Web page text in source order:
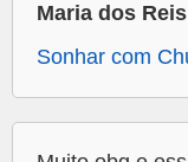
Maria dos Reis
Sonhar com